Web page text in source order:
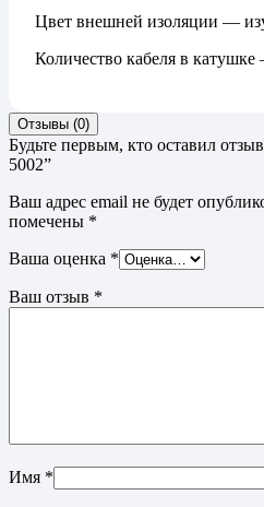
Цвет внешней изоляции —
Количество кабеля в
Отзывы (0)
Будьте первым, кто оставил
5002”
Ваш адрес email не будет
помечены *
Ваша оценка *
Ваш отзыв *
Имя *